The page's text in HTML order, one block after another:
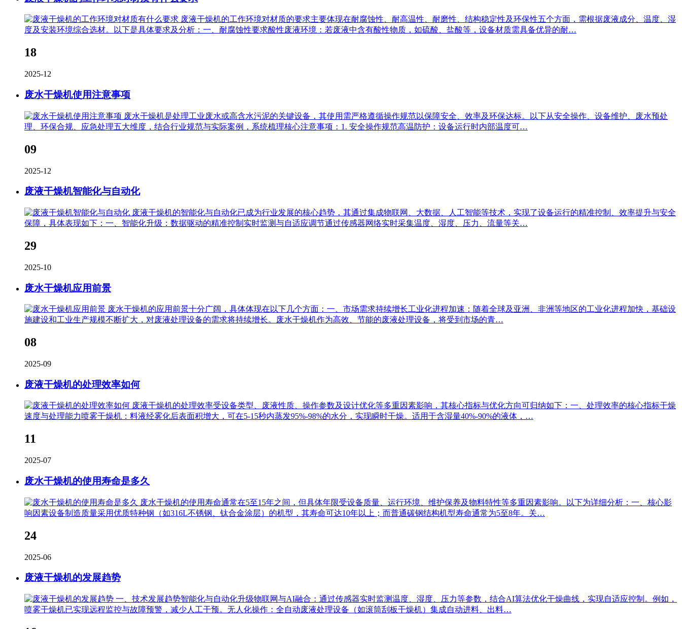
废液干燥机的工作环境对材质的要求主要体现在耐腐蚀性、耐高温性、耐磨性、结构稳定性及环保性五个方面，需根据废液成分、温度、湿
度及安装环境综合选材。以下是具体要求及分析：一、耐腐蚀性要求酸性废液环境：若废液中含有酸性物质，如硫酸、盐酸等，设备材质需具备优异的耐…
18
2025-12
废水干燥机使用注意事项
废水干燥机是处理工业废水或高含水污泥的关键设备，其使用需严格遵循操作规范以保障安全、效率及环保达标。以下从安全操作、设备维护、废水预处
理、环保合规、应急处理五大维度，结合行业规范与实际案例，系统梳理核心注意事项：1. 安全操作规范高温防护：设备运行时内部温度可…
09
2025-12
废液干燥机智能化与自动化
废液干燥机的智能化与自动化已成为行业发展的核心趋势，其通过集成物联网、大数据、人工智能等技术，实现了设备运行的精准控制、效率提升与安全
保障，具体表现如下：一、智能化升级：数据驱动的精准控制实时监测与自适应调节通过传感器网络实时采集温度、湿度、压力、流量等关…
29
2025-10
废水干燥机应用前景
废水干燥机的应用前景十分广阔，具体体现在以下几个方面：一、市场需求持续增长工业化进程加速：随着全球及亚洲、非洲等地区的工业化进程加快，基础设
施建设和工业生产规模不断扩大，对废液处理设备的需求将持续增长。废水干燥机作为高效、节能的废液处理设备，将受到市场的青…
08
2025-09
废液干燥机的处理效率如何
废液干燥机的处理效率受设备类型、废液性质、操作参数及设计优化等多重因素影响，其核心指标与优化方向可归纳如下：一、处理效率的核心指标干燥
速度与处理能力喷雾干燥机：料液经雾化后表面积增大，可在5-15秒内蒸发95%-98%的水分，实现瞬时干燥。适用于含湿量40%-90%的液体，…
11
2025-07
废水干燥机的使用寿命是多久
废水干燥机的使用寿命通常在5至15年之间，但具体年限受设备质量、运行环境、维护保养及物料特性等多重因素影响。以下为详细分析：一、核心影
响因素设备制造质量采用优质特种钢（如316L不锈钢、钛合金涂层）的机型，其寿命可达10年以上；而普通碳钢结构机型寿命通常为5至8年。关…
24
2025-06
废液干燥机的发展趋势
一、技术发展趋势智能化与自动化升级物联网与AI融合：通过传感器实时监测温度、湿度、压力等参数，结合AI算法优化干燥曲线，实现自适应控制。例如，
喷雾干燥机已实现远程监控与故障预警，减少人工干预。无人化操作：全自动废液处理设备（如滚筒刮板干燥机）集成自动进料、出料…